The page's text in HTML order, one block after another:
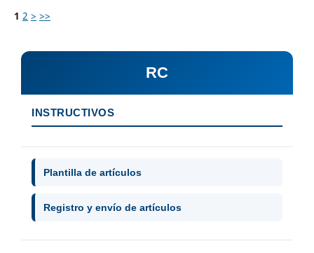
1 2 > >>
RC
INSTRUCTIVOS
Plantilla de artículos
Registro y envío de artículos